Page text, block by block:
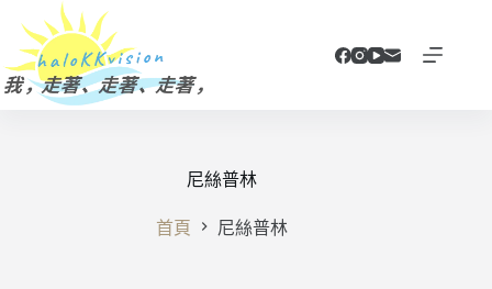
主
要
尼絲普林
首頁 尼絲普林